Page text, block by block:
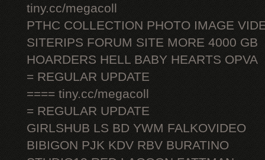
tiny.cc/megacoll
PTHC COLLECTION PHOTO IMAGE
SITERIPS FORUM SITE MORE 4000 GB
HOARDERS HELL BABY HEARTS OPVA
= REGULAR UPDATE
==== tiny.cc/megacoll
= REGULAR UPDATE
GIRLSHUB LS BD YWM FALKOVIDEO
BIBIGON PJK KDV RBV BURATINO